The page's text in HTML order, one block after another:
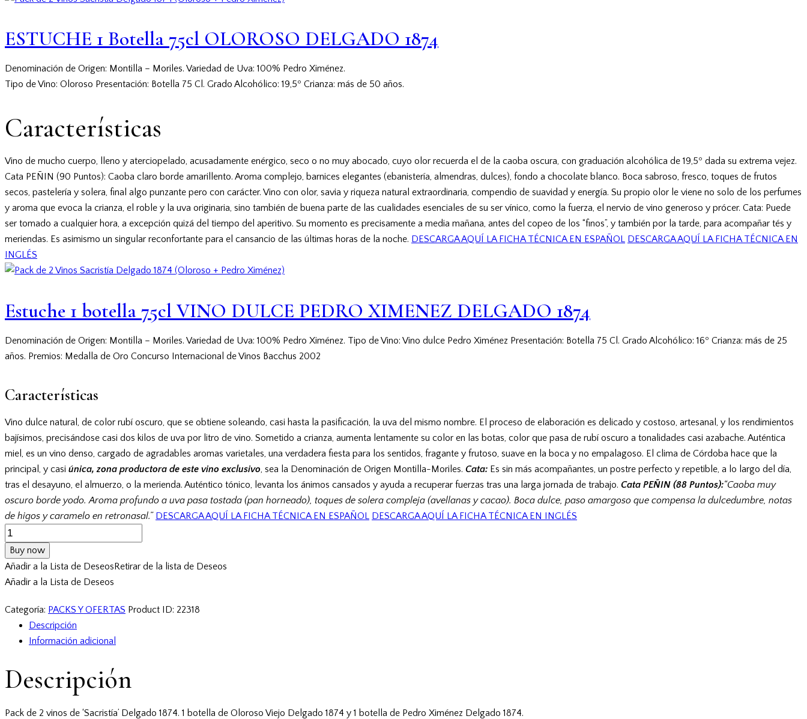
ESTUCHE 1 Botella 75cl OLOROSO DELGADO 1874
Denominación de Origen: Montilla – Moriles. Variedad de Uva: 100% Pedro Ximénez.
Tipo de Vino: Oloroso Presentación: Botella 75 Cl. Grado Alcohólico: 19,5º Crianza: más de 50 años.
Características
Vino de mucho cuerpo, lleno y aterciopelado, acusadamente enérgico, seco o no muy abocado, cuyo olor recuerda el de la caoba oscura, con graduación alcohólica de 19,5º dada su extrema vejez.
Cata PEÑIN (90 Puntos): Caoba claro borde amarillento. Aroma complejo, barnices elegantes (ebanistería, almendras, dulces), fondo a chocolate blanco. Boca sabroso, fresco, toques de frutos
secos, pastelería y solera, final algo punzante pero con carácter. Vino con olor, savia y riqueza natural extraordinaria, compendio de suavidad y energía. Su propio olor le viene no solo de los perfumes
y aroma que evoca la crianza, el roble y la uva originaria, sino también de buena parte de las cualidades esenciales de su ser vínico, como la fuerza, el nervio de vino generoso y prócer. Cata: Puede
ser tomado a cualquier hora, a excepción quizá del tiempo del aperitivo. Su momento es precisamente a media mañana, antes del copeo de los “finos”, y también por la tarde, para acompañar tés y
meriendas. Es asimismo un singular reconfortante para el cansancio de las últimas horas de la noche. DESCARGA AQUÍ LA FICHA TÉCNICA EN ESPAÑOL DESCARGA AQUÍ LA FICHA TÉCNICA EN
INGLÉS
Estuche 1 botella 75cl VINO DULCE PEDRO XIMENEZ DELGADO 1874
Denominación de Origen: Montilla – Moriles. Variedad de Uva: 100% Pedro Ximénez. Tipo de Vino: Vino dulce Pedro Ximénez Presentación: Botella 75 Cl. Grado Alcohólico: 16º Crianza: más de 25
años. Premios: Medalla de Oro Concurso Internacional de Vinos Bacchus 2002
Características
Vino dulce natural, de color rubí oscuro, que se obtiene soleando, casi hasta la pasificación, la uva del mismo nombre. El proceso de elaboración es delicado y costoso, artesanal, y los rendimientos
bajísimos, precisándose casi dos kilos de uva por litro de vino. Sometido a crianza, aumenta lentamente su color en las botas, color que pasa de rubí oscuro a tonalidades casi azabache. Auténtica
miel, es un vino denso, cargado de agradables aromas varietales, una verdadera fiesta para los sentidos, fragante y frutoso, suave en la boca y no empalagoso. El clima de Córdoba hace que la
principal, y casi única, zona productora de este vino exclusivo, sea la Denominación de Origen Montilla-Moriles. Cata: Es sin más acompañantes, un postre perfecto y repetible, a lo largo del día,
tras el desayuno, el almuerzo, o la merienda. Auténtico tónico, levanta los ánimos cansados y ayuda a recuperar fuerzas tras una larga jornada de trabajo. Cata PEÑIN (88 Puntos):“Caoba muy
oscuro borde yodo. Aroma profundo a uva pasa tostada (pan horneado), toques de solera compleja (avellanas y cacao). Boca dulce, paso amargoso que compensa la dulcedumbre, notas
de higos y caramelo en retronasal.” DESCARGA AQUÍ LA FICHA TÉCNICA EN ESPAÑOL DESCARGA AQUÍ LA FICHA TÉCNICA EN INGLÉS
Pack
de
2
Vinos
Delgado
1874
(Oloroso
Pedro
Ximénez)
Buy now
Añadir a la Lista de DeseosRetirar de la lista de Deseos
Añadir a la Lista de Deseos
Categoría: PACKS Y OFERTAS Product ID: 22318
Descripción
Información adicional
Descripción
Pack de 2 vinos de ‘Sacristía’ Delgado 1874. 1 botella de Oloroso Viejo Delgado 1874 y 1 botella de Pedro Ximénez Delgado 1874.